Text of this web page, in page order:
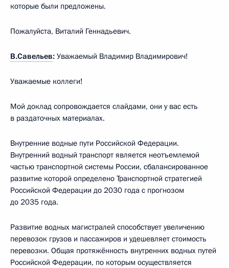
которые были предложены.
Пожалуйста, Виталий Геннадьевич.
В.Савельев: Уважаемый Владимир Владимирович!
Уважаемые коллеги!
Мой доклад сопровождается слайдами, они у вас есть
в раздаточных материалах.
Внутренние водные пути Российской Федерации.
Внутренний водный транспорт является неотъемлемой
частью транспортной системы России, сбалансированное
развитие которой определено Транспортной стратегией
Российской Федерации до 2030 года с прогнозом
до 2035 года.
Развитие водных магистралей способствует увеличению
перевозок грузов и пассажиров и удешевляет стоимость
перевозки. Общая протяжённость внутренних водных путей
Российской Федерации, по которым осуществляется